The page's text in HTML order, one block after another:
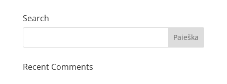
Search
Recent Comments